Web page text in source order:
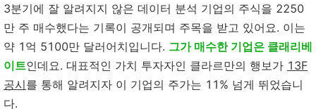
3분기에 잘 알려지지 않은 데이터 분석 기업의 주식을 2250
만 주 매수했다는 기록이 공개되며 주목을 받고 있어요. 이는
약 1억 5100만 달러어치입니다. 그가 매수한 기업은 클래리베
이트인데요. 대표적인 가치 투자자인 클라르만의 행보가 13F
공시를 통해 알려지자 이 기업의 주가는 11% 넘게 뛰었습니
다.